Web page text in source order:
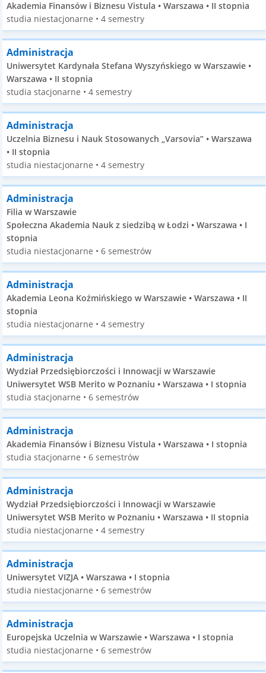
Akademia Finansów i Biznesu Vistula • Warszawa • II stopnia
studia niestacjonarne • 4 semestry
Administracja
Uniwersytet Kardynała Stefana Wyszyńskiego w Warszawie •
Warszawa • II stopnia
studia stacjonarne • 4 semestry
Administracja
Uczelnia Biznesu i Nauk Stosowanych „Varsovia” • Warszawa
• II stopnia
studia niestacjonarne • 4 semestry
Administracja
Filia w Warszawie
Społeczna Akademia Nauk z siedzibą w Łodzi • Warszawa • I
stopnia
studia niestacjonarne • 6 semestrów
Administracja
Akademia Leona Koźmińskiego w Warszawie • Warszawa • II
stopnia
studia niestacjonarne • 4 semestry
Administracja
Wydział Przedsiębiorczości i Innowacji w Warszawie
Uniwersytet WSB Merito w Poznaniu • Warszawa • I stopnia
studia stacjonarne • 6 semestrów
Administracja
Akademia Finansów i Biznesu Vistula • Warszawa • I stopnia
studia stacjonarne • 6 semestrów
Administracja
Wydział Przedsiębiorczości i Innowacji w Warszawie
Uniwersytet WSB Merito w Poznaniu • Warszawa • II stopnia
studia niestacjonarne • 4 semestry
Administracja
Uniwersytet VIZJA • Warszawa • I stopnia
studia niestacjonarne • 6 semestrów
Administracja
Europejska Uczelnia w Warszawie • Warszawa • I stopnia
studia niestacjonarne • 6 semestrów